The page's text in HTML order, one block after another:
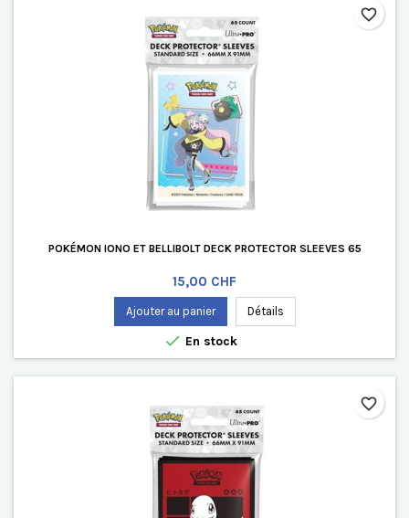
POKÉMON IONO ET BELLIBOLT DECK PROTECTOR SLEEVES 65
Prix
15,00 CHF
Ajouter au panier Détails
 En stock
favorite_border
favorite_border